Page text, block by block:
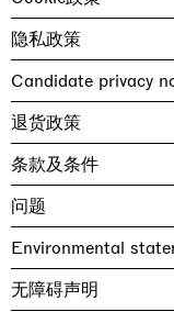
隐私政策
Candidate privacy
退货政策
条款及条件
问题
Environmental
无障碍声明